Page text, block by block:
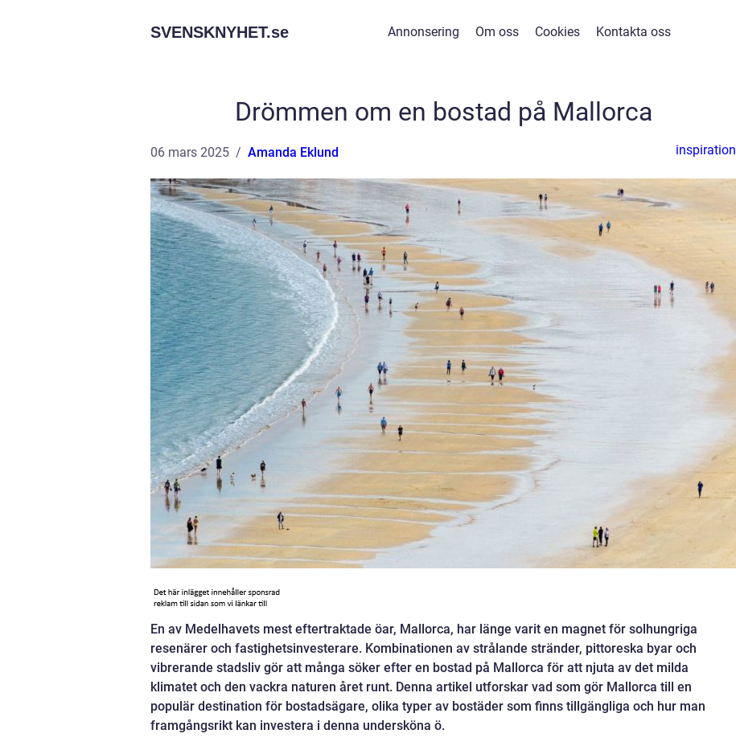
SVENSKNYHET.se Annonsering Om oss Cookies Kontakta oss
Drömmen om en bostad på Mallorca
06 mars 2025 Amanda Eklund inspiration
En av Medelhavets mest eftertraktade öar, Mallorca, har länge varit en magnet för solhungriga
resenärer och fastighetsinvesterare. Kombinationen av strålande stränder, pittoreska byar och
vibrerande stadsliv gör att många söker efter en bostad på Mallorca för att njuta av det milda
klimatet och den vackra naturen året runt. Denna artikel utforskar vad som gör Mallorca till en
populär destination för bostadsägare, olika typer av bostäder som finns tillgängliga och hur man
framgångsrikt kan investera i denna undersköna ö.